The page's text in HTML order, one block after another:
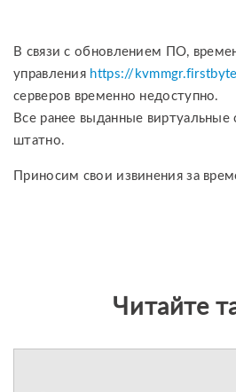
В связи с обновлением ПО,
управления https://
серверов временно недоступно.
Все ранее выданные виртуальные
штатно.
Приносим свои извинения за
Читайте